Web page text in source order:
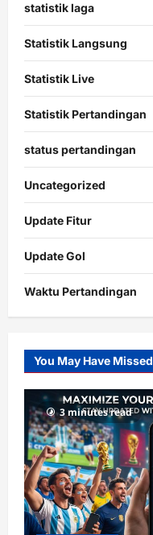
statistik laga
Statistik Langsung
Statistik Live
Statistik Pertandingan
status pertandingan
Uncategorized
Update Fitur
Update Gol
Waktu Pertandingan
Slot
Gacor
RTP
terupdate
You May Have Missed
3 minutes read